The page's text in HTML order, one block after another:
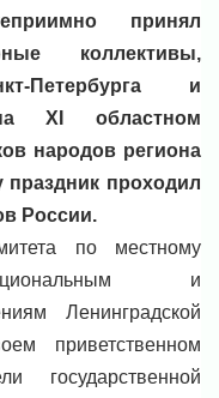
принял
коллективы,
Петербурга и
XI областном
народов региона
праздник проходил
России.
по местному
и
Ленинградской
приветственном
государственной